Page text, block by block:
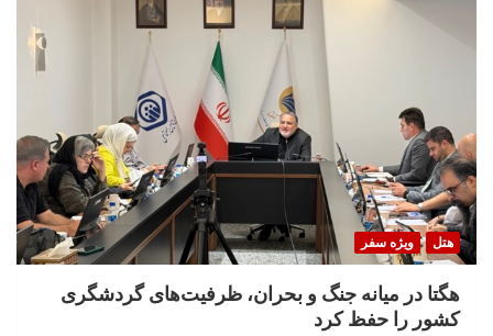
هتل ویژه سفر
هگتا در میانه جنگ و بحران، ظرفیت‌های گردشگری
کشور را حفظ کرد